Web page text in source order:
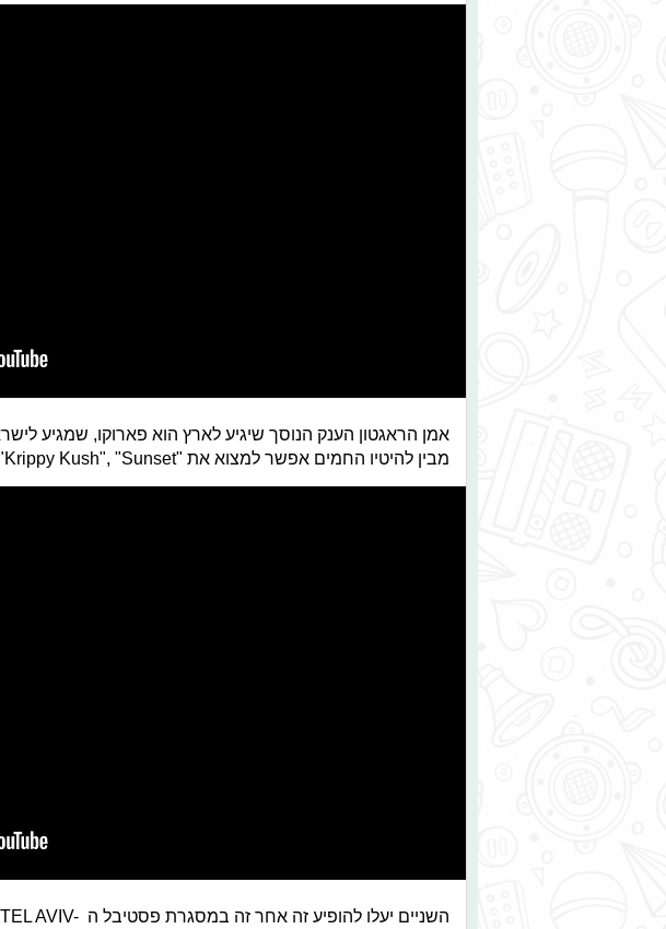
אמן הראגטון הענק הנוסך שיגיע לארץ הוא פארוקו, שמגיע
מבין להיטיו החמים אפשר למצוא את "PASSION WINE","Krippy Kush", "Sunset" ונוספים.
השניים יעלו להופיע זה אחר זה במסגרת פסטיבל ה AVIV-